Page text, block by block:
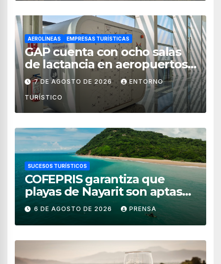
AEROLÍNEAS EMPRESAS TURÍSTICAS
GAP cuenta con ocho salas
de lactancia en aeropuertos
de México
7 DE AGOSTO DE 2026 ENTORNO
TURÍSTICO
SUCESOS TURÍSTICOS
COFEPRIS garantiza que
playas de Nayarit son aptas
para uso recreativo
6 DE AGOSTO DE 2026 PRENSA